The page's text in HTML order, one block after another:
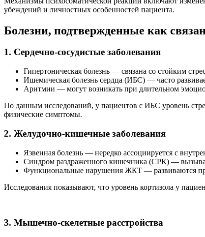
убеждений и личностных особенностей пациента.
Болезни, подтвержденные как
1. Сердечно-сосудистые заболевания
Гипертоническая болезнь — связана со стойким
Ишемическая болезнь сердца (ИБС) — часто
Аритмии — могут возникать при длительном
По данным исследований, у пациентов с ИБС уровень
физические симптомы.
2. Желудочно-кишечные заболевания
Язвенная болезнь — нередко ассоциируется с
Синдром раздраженного кишечника (СРК) —
Функциональные нарушения ЖКТ — развиваются
Исследования показывают, что уровень кортизола у
3. Мышечно-скелетные расстройства